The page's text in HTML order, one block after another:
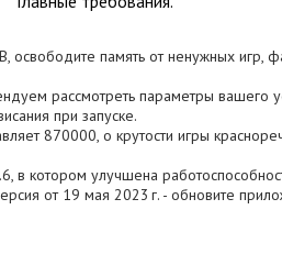
освободите память от ненужных игр,
рассмотреть параметры вашего
при запуске.
870000, о крутости игры
в котором улучшена
от 19 мая 2023 г. - обновите